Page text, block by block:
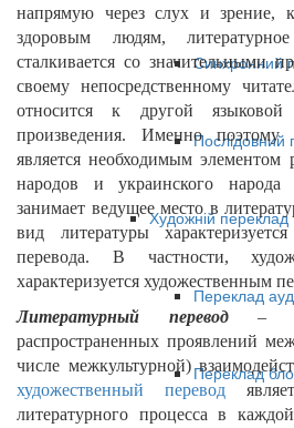
Синхронний
Послідовний
Художній переклад
Переклад
Переклад
напрямую через слух и зрение,
здоровым людям,
сталкивается со значительными
своему непосредственному
относится к другой
произведения. Именно поэтому
является необходимым элементом
народов и украинского народа
занимает ведущее место в
вид литературы
перевода. В частности,
характеризуется художественным
Литературный перевод–
распространенных проявлений
числе межкультурной)
художественный перевод
литературного процесса в